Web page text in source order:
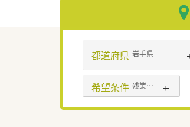
都道府県 岩手県
希望条件 残業なし(ほぼなし含む)